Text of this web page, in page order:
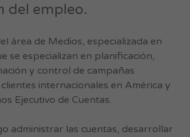
del empleo.
área de Medios, especializada en
se especializan en planificación,
y control de campañas
internacionales en América y
Ejecutivo de Cuentas.
administrar las cuentas, desarrollar